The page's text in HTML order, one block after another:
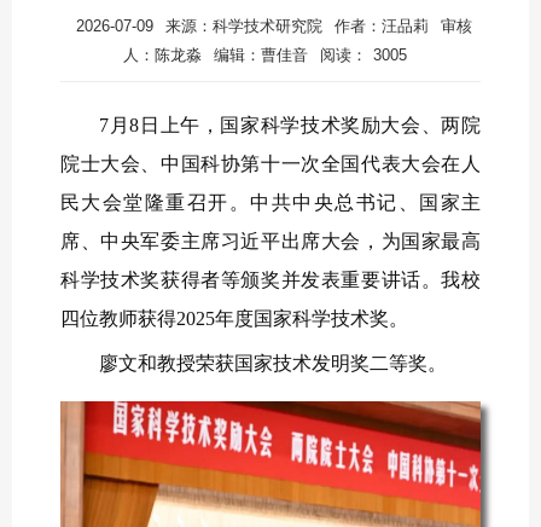
2026-07-09 来源：科学技术研究院 作者：汪品莉
审核
人：陈龙淼
编辑：曹佳音 阅读： 3005
7月8日上午，国家科学技术奖励大会、两院
院士大会、中国科协第十一次全国代表大会在人
民大会堂隆重召开。中共中央总书记、国家主
席、中央军委主席习近平出席大会，为国家最高
科学技术奖获得者等颁奖并发表重要讲话。我校
四位教师获得2025年度国家科学技术奖。
廖文和教授荣获国家技术发明奖二等奖。